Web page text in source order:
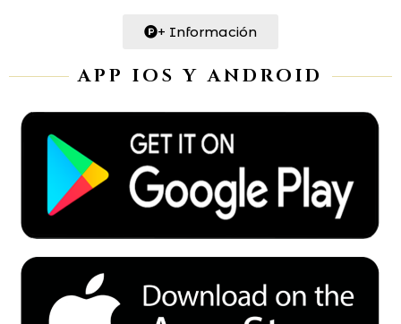
+ Información
APP IOS Y ANDROID